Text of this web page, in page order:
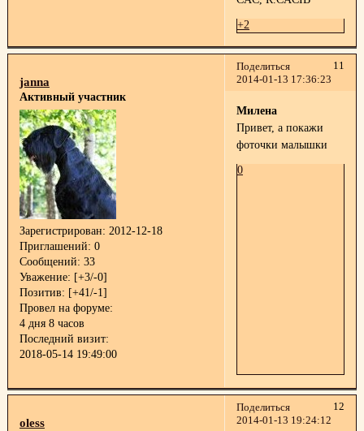
+2
Поделиться
11
2014-01-13 17:36:23
janna
Активный участник
Зарегистрирован: 2012-12-18
Приглашений: 0
Сообщений: 33
Уважение: [+3/-0]
Позитив: [+41/-1]
Провел на форуме:
4 дня 8 часов
Последний визит:
2018-05-14 19:49:00
Милена
Привет, а покажи
фоточки малышки
0
Поделиться
12
2014-01-13 19:24:12
oless